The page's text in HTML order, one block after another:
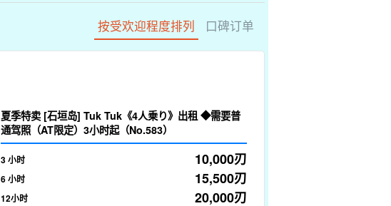
按受欢迎程度排列 口碑订单
夏季特卖 [石垣岛] Tuk Tuk《4人乗り》出租 ◆需要普
通驾照（AT限定）3小时起（No.583）
3 小时 10,000刃
6 小时 15,500刃
12小时 20,000刃